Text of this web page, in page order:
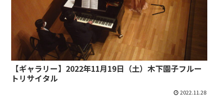
【ギャラリー】2022年11月19日（土）木下園子フルー
トリサイタル
2022.11.28